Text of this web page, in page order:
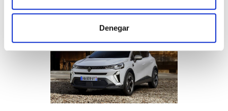
Denegar
Otras opciones de Renault